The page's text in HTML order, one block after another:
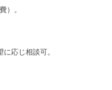
）。
応じ相談可。